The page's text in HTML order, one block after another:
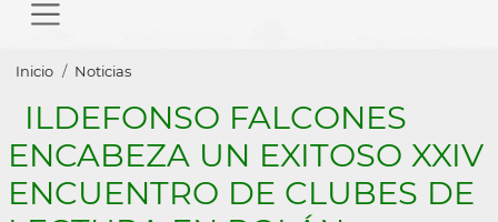
navigation
Sobrescribir
enlaces
de
ayuda
Inicio Noticias
ILDEFONSO FALCONES
ENCABEZA UN EXITOSO XXIV
ENCUENTRO DE CLUBES DE